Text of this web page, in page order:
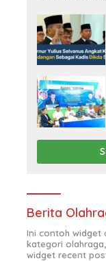
Berita
Ini contoh widget
kategori
widget recent